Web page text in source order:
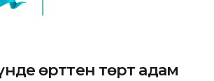
өрттен төрт адам